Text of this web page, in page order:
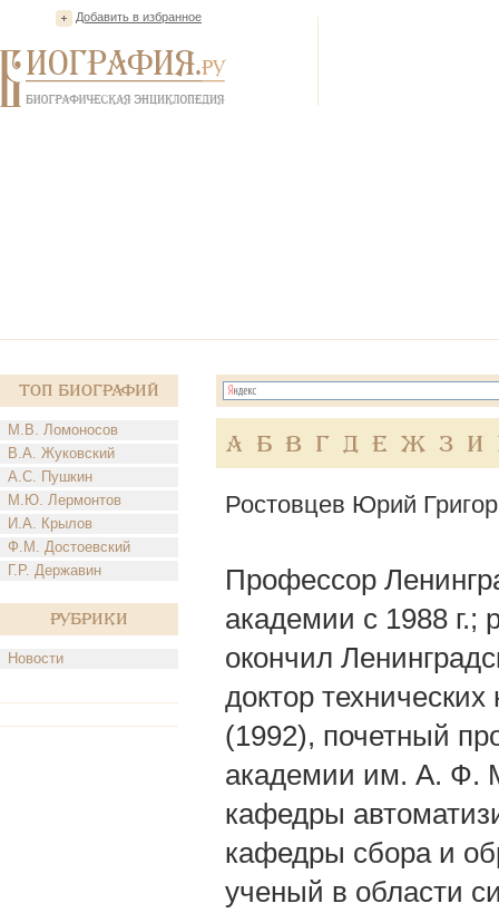
Добавить в избранное
Топ Биографий
М.В. Ломоносов
В.А. Жуковский
А.С. Пушкин
М.Ю. Лермонтов
И.А. Крылов
Ф.М. Достоевский
Г.Р. Державин
Рубрики
Новости
А Б В Г Д Е Ж З И
Ростовцев Юрий
Профессор
академии с 1988 г.;
окончил
доктор
(1992), почетный
академии им. А. Ф.
кафедры
кафедры сбора и
ученый в области